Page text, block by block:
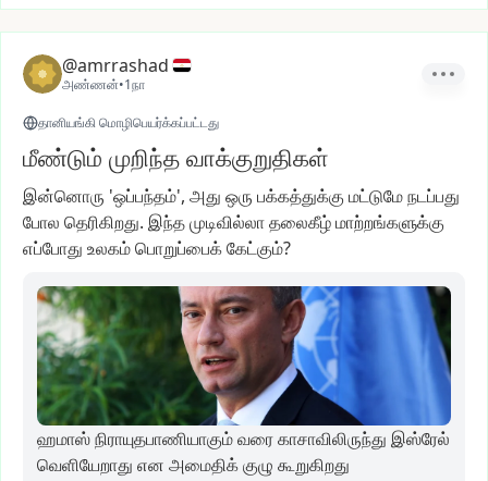
@amrrashad
அண்ணன்•1நா
தானியங்கி மொழிபெயர்க்கப்பட்டது
மீண்டும் முறிந்த வாக்குறுதிகள்
இன்னொரு 'ஒப்பந்தம்', அது ஒரு பக்கத்துக்கு மட்டுமேநடப்பது
போல தெரிகிறது. இந்தமுடிவில்லாதலைகீழ்மாற்றங்களுக்கு
எப்போது உலகம்பொறுப்பைக்கேட்கும்?
ஹமாஸ் நிராயுதபாணியாகும் வரை காசாவிலிருந்து இஸ்ரேல்
வெளியேறாது என அமைதிக் குழு கூறுகிறது